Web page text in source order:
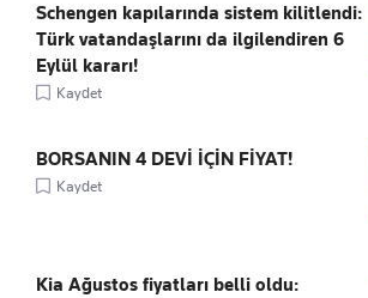
Schengen kapılarında sistem kilitlendi:
Türk vatandaşlarını da ilgilendiren 6
Eylül kararı!
Kaydet
BORSANIN 4 DEVİ İÇİN FİYAT!
Kaydet
Kia Ağustos fiyatları belli oldu: